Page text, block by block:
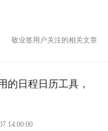
敬业签用户关注的相关文章
的日程日历工具，
14:00:00